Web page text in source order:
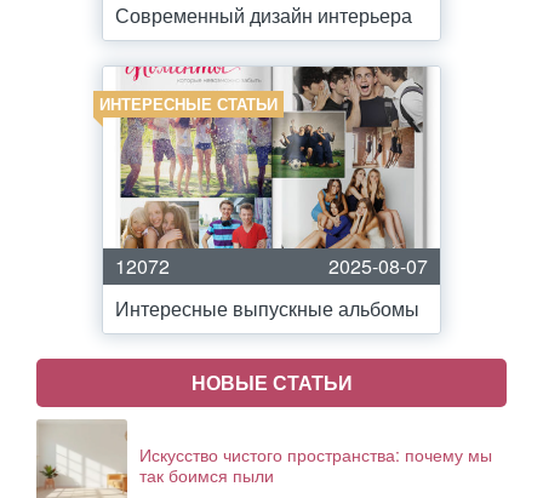
Современный дизайн интерьера
ИНТЕРЕСНЫЕ СТАТЬИ
12072
2025-08-07
Интересные выпускные альбомы
НОВЫЕ СТАТЬИ
Искусство чистого пространства: почему мы
так боимся пыли